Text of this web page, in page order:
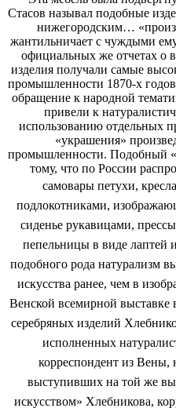
Стасов называл подобные
нижегородским…
жантильничает с чуждыми
официальных же отчетах о
изделия получали самые
промышленности 1870-х
обращение к народной
привели к
использованию отдельных
«украшения»
промышленности. Подобный
тому, что по России
самовары петухи,
подлокотниками,
сиденье рукавицами,
пепельницы в виде лаптей
подобного рода натурализм
искусства ранее, чем в
Венской всемирной выставке
серебряных изделий
исполненных
корреспондент из Вены,
выступивших на той же
искусством» Хлебникова,